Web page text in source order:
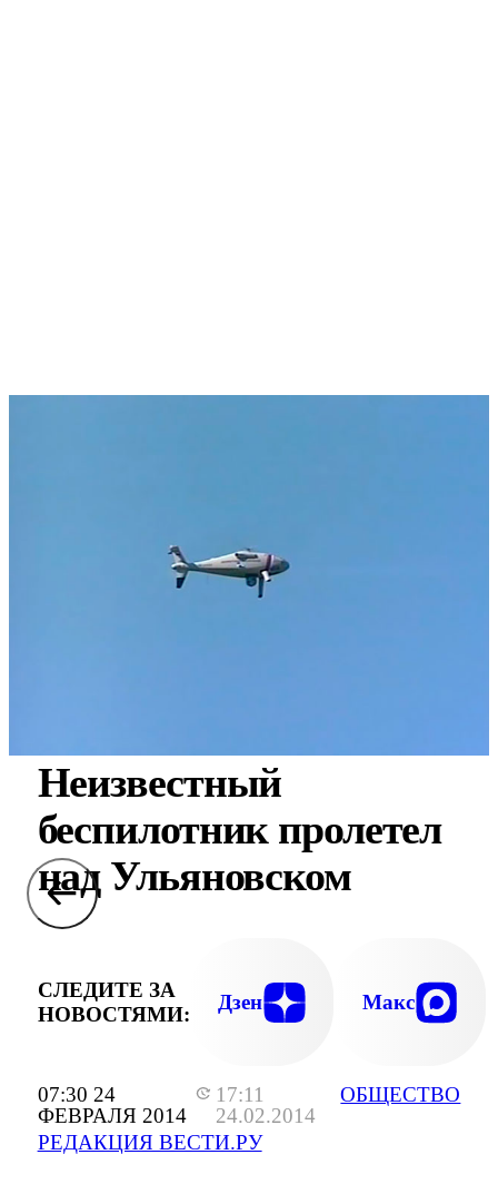
07:30 24
ФЕВРАЛЯ 2014
17:11
24.02.2014
РЕДАКЦИЯ ВЕСТИ.РУ
ОБЩЕСТВО
Неизвестный
беспилотник пролетел
над Ульяновском
СЛЕДИТЕ ЗА
НОВОСТЯМИ:
Дзен Макс